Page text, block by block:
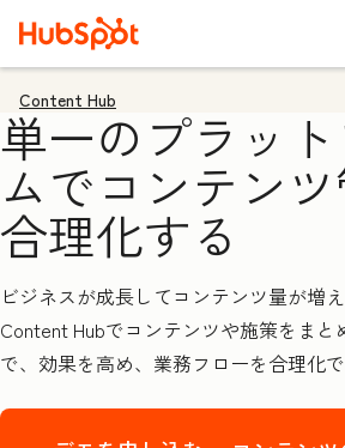
Content Hub
単一のプラッ
ムでコンテン
合理化する
ビジネスが成長してコンテンツ量が増え
Content Hubでコンテンツや施策をまと
で、効果を高め、業務フローを合理化で